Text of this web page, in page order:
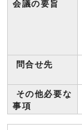
会議の要旨
問合せ先
その他必要な
事項